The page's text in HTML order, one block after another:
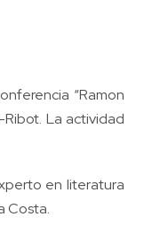
“Ramon
La actividad
en literatura
Costa.